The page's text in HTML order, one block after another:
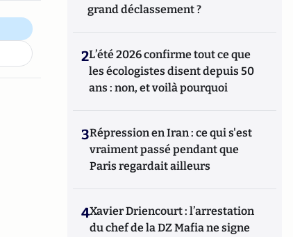
grand déclassement ?
2L’été 2026 confirme tout ce que
les écologistes disent depuis 50
ans : non, et voilà pourquoi
3Répression en Iran : ce qui s'est
vraiment passé pendant que
Paris regardait ailleurs
4Xavier Driencourt : l’arrestation
du chef de la DZ Mafia ne signe